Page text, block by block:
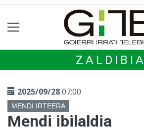
ZALDIBIA
2025/09/2807:00
MENDI IRTEERA
Mendi ibilaldia